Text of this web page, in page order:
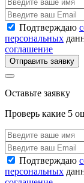
Подтверждаю
персональных
соглашение
Отправить заявку
Оставьте заявку
Проверь какие 5
Подтверждаю
персональных